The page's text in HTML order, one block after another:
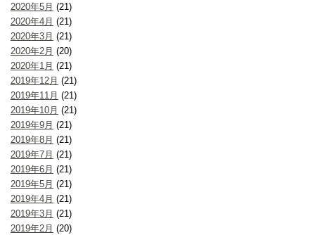
2020年5月 (21)
2020年4月 (21)
2020年3月 (21)
2020年2月 (20)
2020年1月 (21)
2019年12月 (21)
2019年11月 (21)
2019年10月 (21)
2019年9月 (21)
2019年8月 (21)
2019年7月 (21)
2019年6月 (21)
2019年5月 (21)
2019年4月 (21)
2019年3月 (21)
2019年2月 (20)